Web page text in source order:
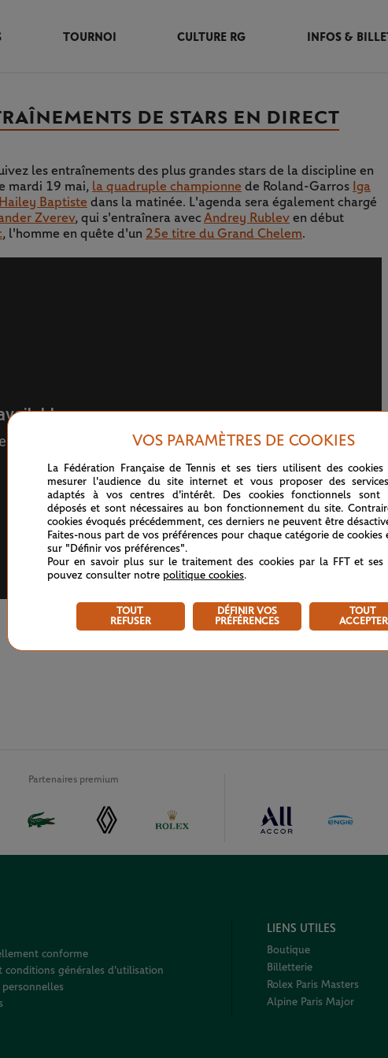
TOURNOI CULTURE RG INFOS &
DE STARS EN DIRECT
les entraînements des plus grandes stars de la discipline en
mardi 19 mai, la quadruple championne de Roland-Garros Iga
Hailey Baptiste dans la matinée. L'agenda sera également chargé
Zverev, qui s'entraînera avecAndrey Rublev en début
, l'homme en quête d'un 25e titre du Grand Chelem.
Partenaires premium
conforme
conditions générales d'utilisation
LIENS UTILES
Boutique
Billetterie
Rolex Paris Masters
Alpine Paris Major
VOS PARAMÈTRES DE COOKIES
La Fédération Française de Tennis et ses tiers utilisent des cookies
mesurer l'audience du site internet et vous proposer des
adaptés à vos centres d'intérêt. Des cookies fonctionnels sont
déposés et sont nécessaires au bon fonctionnement du site.
cookies évoqués précédemment, ces derniers ne peuvent être
Faites-nous part de vos préférences pour chaque catégorie de cookies
sur "Définir vos préférences".
Pour en savoir plus sur le traitement des cookies par la FFT et ses
pouvez consulter notre politique cookies.
TOUT
REFUSER
DÉFINIR VOS
PRÉFÉRENCES
TOUT
ACCEPTER